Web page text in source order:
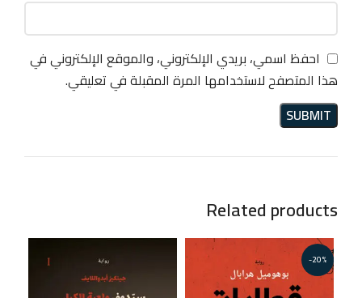
احفظ اسمي، بريدي الإلكتروني، والموقع الإلكتروني في
هذا المتصفح لاستخدامها المرة المقبلة في تعليقي.
Related products
-20%